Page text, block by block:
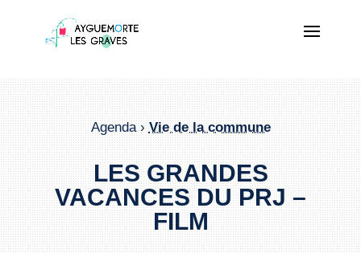
Agenda ›Vie de la commune
LES GRANDES
VACANCES DU PRJ –
FILM